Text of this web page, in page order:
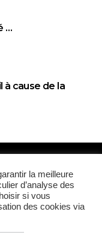
…
à cause de la
CONTACT
la meilleure
d’analyse des
si vous
des cookies via